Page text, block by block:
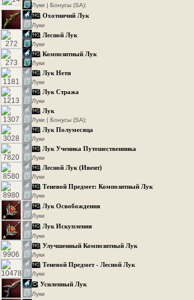
Луки | Бонусы (SA):
Охотничий Лук
Луки
Лесной Лук
Луки
Композитный Лук
Луки
Лук Нети
Луки
Лук Стража
Луки
Лук
Луки | Бонусы (SA):
Лук Полумесяца
Луки
Лук Ученика Путешественника
Луки
Лесной Лук (Ивент)
Луки
Теневой Предмет: Композитный Лук
Луки
Лук Освобождения
Луки
Лук Искупления
Луки
Улучшенный Композитный Лук
Луки
Теневой Предмет - Лесной Лук
Луки
Усиленный Лук
Луки